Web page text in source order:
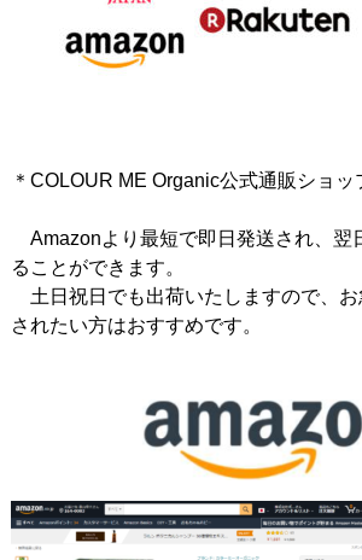
＊COLOUR ME Organic公式通販ショッ
Amazonより最短で即日発送され、翌
ることができます。
土日祝日でも出荷いたしますので、お
されたい方はおすすめです。